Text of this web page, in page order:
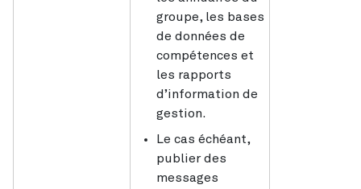
groupe, les bases
de données de
compétences et
les rapports
d’information de
gestion.
Le cas échéant,
publier des
messages